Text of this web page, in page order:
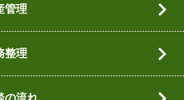
管理
整理
の流れ